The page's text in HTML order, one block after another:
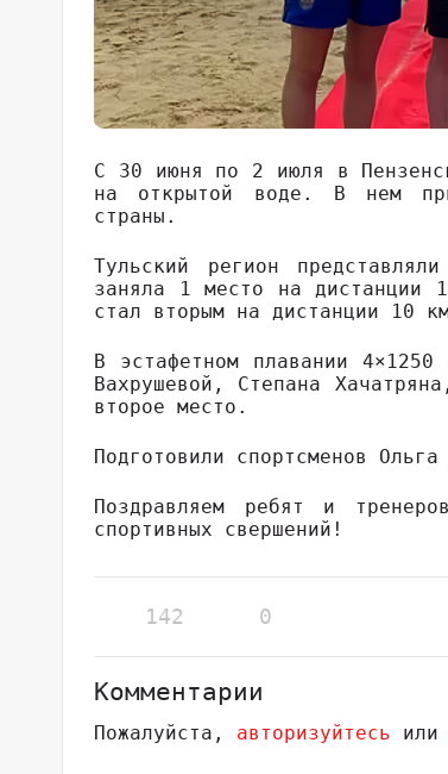
С 30 июня по 2 июля в
на открытой воде. В нем
страны.
Тульский регион
заняла 1 место на
стал вторым на дистанции 10
В эстафетном плавании
Вахрушевой, Степана
второе место.
Подготовили спортсменов
Поздравляем ребят и
спортивных свершений!
142 0
Комментарии
Пожалуйста, авторизуйтесь или